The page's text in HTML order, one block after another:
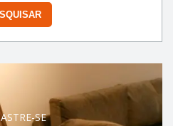
SE